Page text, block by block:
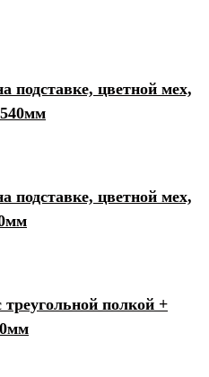
подставке, цветной мех,
подставке, цветной мех,
треугольной полкой +